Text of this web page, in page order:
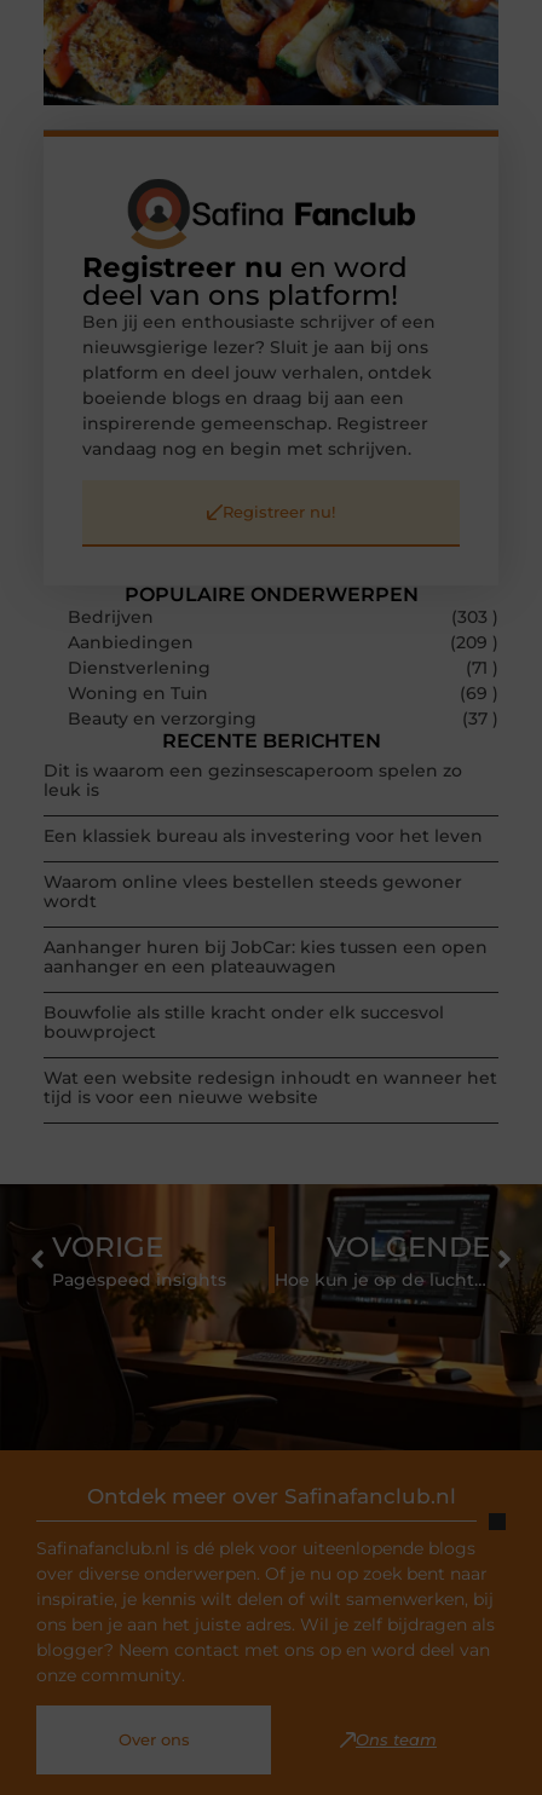
POPULAIRE ONDERWERPEN
Bedrijven
(303 )
Aanbiedingen
(209 )
Dienstverlening
(71 )
Woning en Tuin
(69 )
Beauty en verzorging
(37 )
RECENTE BERICHTEN
Dit is waarom een gezinsescaperoom spelen zo
leuk is
Een klassiek bureau als investering voor het leven
Waarom online vlees bestellen steeds gewoner
wordt
Aanhanger huren bij JobCar: kies tussen een open
aanhanger en een plateauwagen
Bouwfolie als stille kracht onder elk succesvol
bouwproject
Wat een website redesign inhoudt en wanneer het
tijd is voor een nieuwe website
Registreer nu en word
deel van ons platform!
Ben jij een enthousiaste schrijver of een
nieuwsgierige lezer? Sluit je aan bij ons
platform en deel jouw verhalen, ontdek
boeiende blogs en draag bij aan een
inspirerende gemeenschap. Registreer
vandaag nog en begin met schrijven.
Registreer nu!
Ontdek meer over Safinafanclub.nl
Safinafanclub.nl is dé plek voor uiteenlopende blogs
over diverse onderwerpen. Of je nu op zoek bent naar
inspiratie, je kennis wilt delen of wilt samenwerken, bij
ons ben je aan het juiste adres. Wil je zelf bijdragen als
blogger? Neem contact met ons op en word deel van
onze community.
Over ons Ons team
VORIGE
Pagespeed insights
VOLGENDE
Hoe kun je op de luchthaven een parkeerplaats vinden die het beste bij je past?